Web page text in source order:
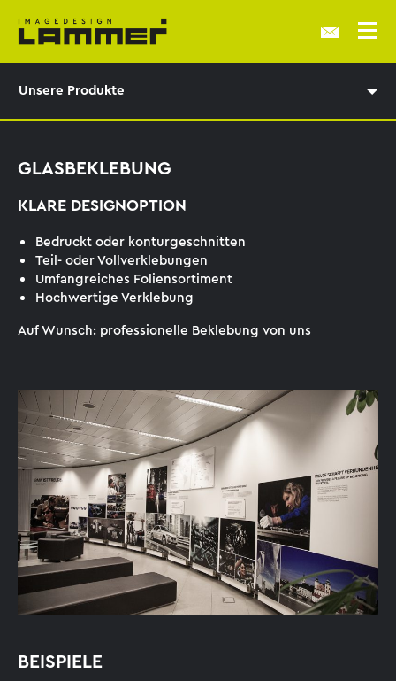
Unsere Produkte
GLASBEKLEBUNG
KLARE DESIGNOPTION
Bedruckt oder konturgeschnitten
Teil- oder Vollverklebungen
Umfangreiches Foliensortiment
Hochwertige Verklebung
Auf Wunsch: professionelle Beklebung von uns
BEISPIELE